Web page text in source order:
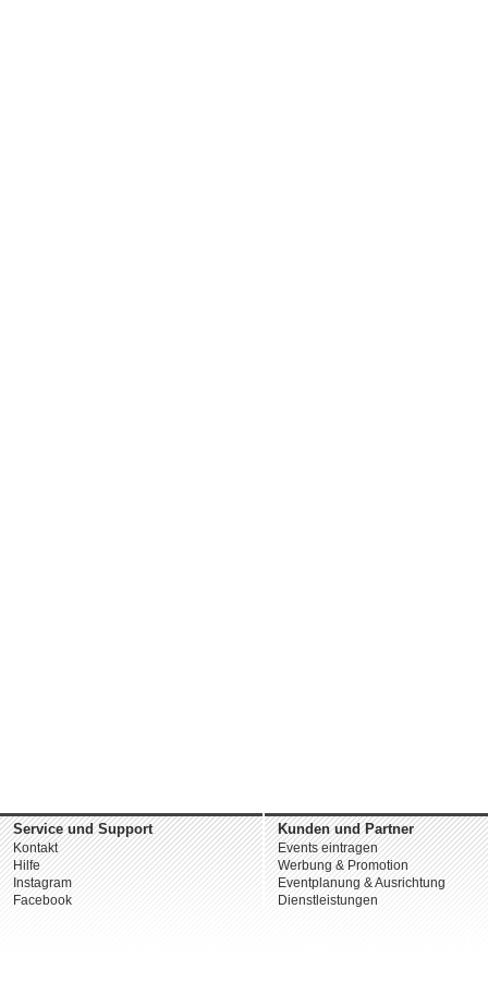
Service und Support
Kontakt
Hilfe
Instagram
Facebook
Kunden und Partner
Events eintragen
Werbung & Promotion
Eventplanung & Ausrichtung
Dienstleistungen